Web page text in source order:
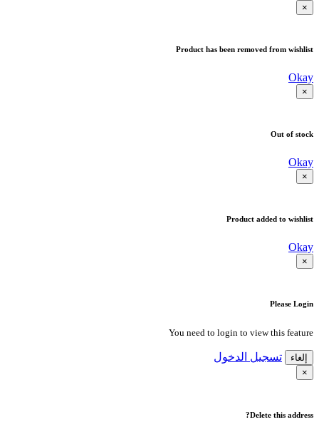
×
Product has been removed from wishlist
Okay
×
Out of stock
Okay
×
Product added to wishlist
Okay
×
Please Login
You need to login to view this feature
إلغاء تسجيل الدخول
×
Delete this address?